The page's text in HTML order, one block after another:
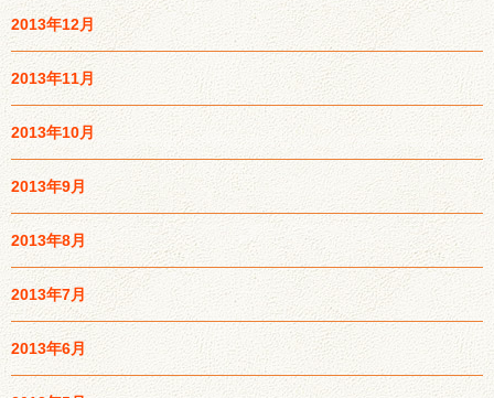
2013年12月
2013年11月
2013年10月
2013年9月
2013年8月
2013年7月
2013年6月